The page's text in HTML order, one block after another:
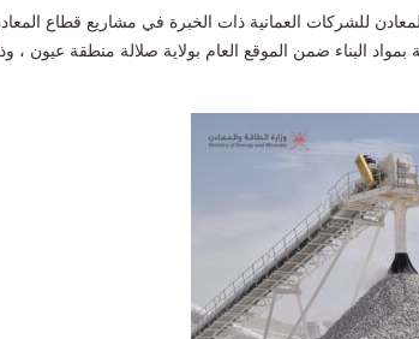
للشركات العمانية ذات الخبرة في مشاريع قطاع
بمواد البناء ضمن الموقع العام بولاية صلالة منطقة